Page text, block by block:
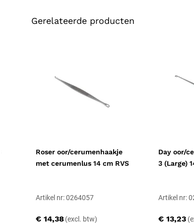
De Billeau reeks heeft
praktijk en bij de huisarts.
voor zicht. Bij
voorzichtige hantering om
metaalovergevoeligheid is
Direct na gebruik reinigen om
minuten in een geschikte
Gerelateerde producten
Roser oor/cerumenhaakje
met cerumenlus 14 cm RVS
Artikel nr: 0264057
€ 14,38
Day oor/
3 (Large)
Artikel nr:
€ 13,23